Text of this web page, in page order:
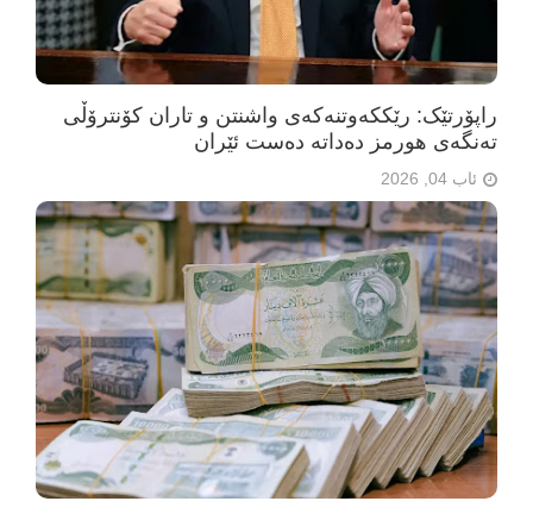
راپۆرتێک: رێککەوتنەکەی واشنتن و تاران کۆنترۆڵی
تەنگەی هورمز دەداتە دەست ئێران
ئاب 04, 2026